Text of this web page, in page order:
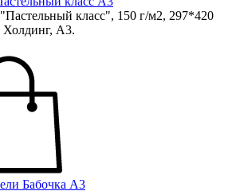
класс", 150 г/м2, 297*420
А3.